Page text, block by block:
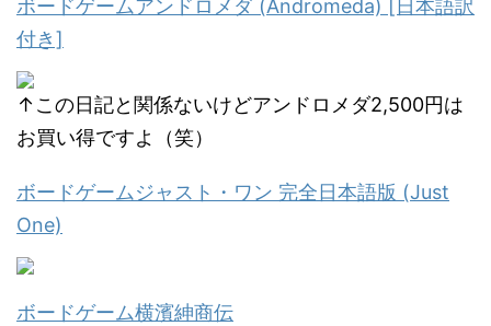
ボードゲームアンドロメダ (Andromeda) [日本語訳
付き]
↑この日記と関係ないけどアンドロメダ2,500円は
お買い得ですよ（笑）
ボードゲームジャスト・ワン 完全日本語版 (Just
One)
ボードゲーム横濱紳商伝